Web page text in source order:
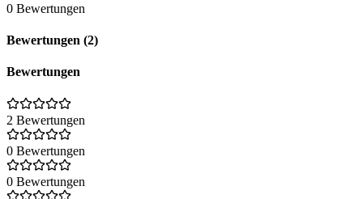
0 Bewertungen
Bewertungen (2)
Bewertungen
2 Bewertungen
0 Bewertungen
0 Bewertungen